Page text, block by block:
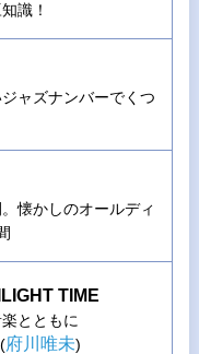
識！
ャズナンバーでくつ
懐かしのオールディ
TIME
とともに
府川唯未)